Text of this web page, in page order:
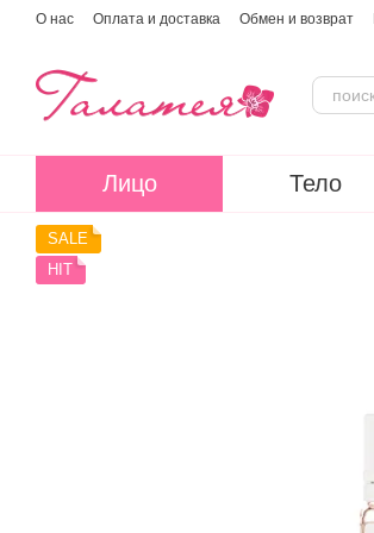
Перейти к основному контенту
О нас Оплата и доставка Обмен и возврат
Лицо Тело
SALE
HIT